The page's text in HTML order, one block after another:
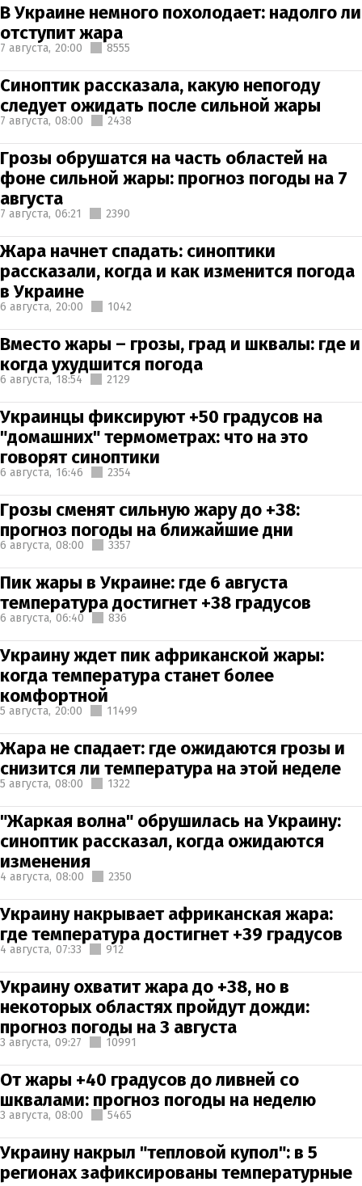
В Украине немного похолодает: надолго ли
отступит жара
7 августа, 20:00 8555
Синоптик рассказала, какую непогоду
следует ожидать после сильной жары
7 августа, 08:00 2438
Грозы обрушатся на часть областей на
фоне сильной жары: прогноз погоды на 7
августа
7 августа, 06:21 2390
Жара начнет спадать: синоптики
рассказали, когда и как изменится погода
в Украине
6 августа, 20:00 1042
Вместо жары – грозы, град и шквалы: где и
когда ухудшится погода
6 августа, 18:54 2129
Украинцы фиксируют +50 градусов на
"домашних" термометрах: что на это
говорят синоптики
6 августа, 16:46 2354
Грозы сменят сильную жару до +38:
прогноз погоды на ближайшие дни
6 августа, 08:00 3357
Пик жары в Украине: где 6 августа
температура достигнет +38 градусов
6 августа, 06:40 836
Украину ждет пик африканской жары:
когда температура станет более
комфортной
5 августа, 20:00 11499
Жара не спадает: где ожидаются грозы и
снизится ли температура на этой неделе
5 августа, 08:00 1322
"Жаркая волна" обрушилась на Украину:
синоптик рассказал, когда ожидаются
изменения
4 августа, 08:00 2350
Украину накрывает африканская жара:
где температура достигнет +39 градусов
4 августа, 07:33 912
Украину охватит жара до +38, но в
некоторых областях пройдут дожди:
прогноз погоды на 3 августа
3 августа, 09:27 10991
От жары +40 градусов до ливней со
шквалами: прогноз погоды на неделю
3 августа, 08:00 5465
Украину накрыл "тепловой купол": в 5
регионах зафиксированы температурные